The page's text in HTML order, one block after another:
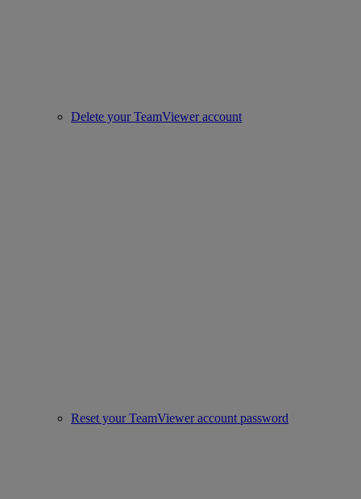
Delete your TeamViewer account
Reset your TeamViewer account password